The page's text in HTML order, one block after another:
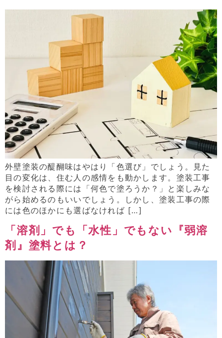
外壁塗装の醍醐味はやはり「色選び」でしょう。見た
目の変化は、住む人の感情をも動かします。塗装工事
を検討される際には「何色で塗ろうか？」と楽しみな
がら始めるのもいいでしょう。しかし、塗装工事の際
には色のほかにも選ばなければ […]
「溶剤」でも「水性」でもない『弱溶
剤』塗料とは？